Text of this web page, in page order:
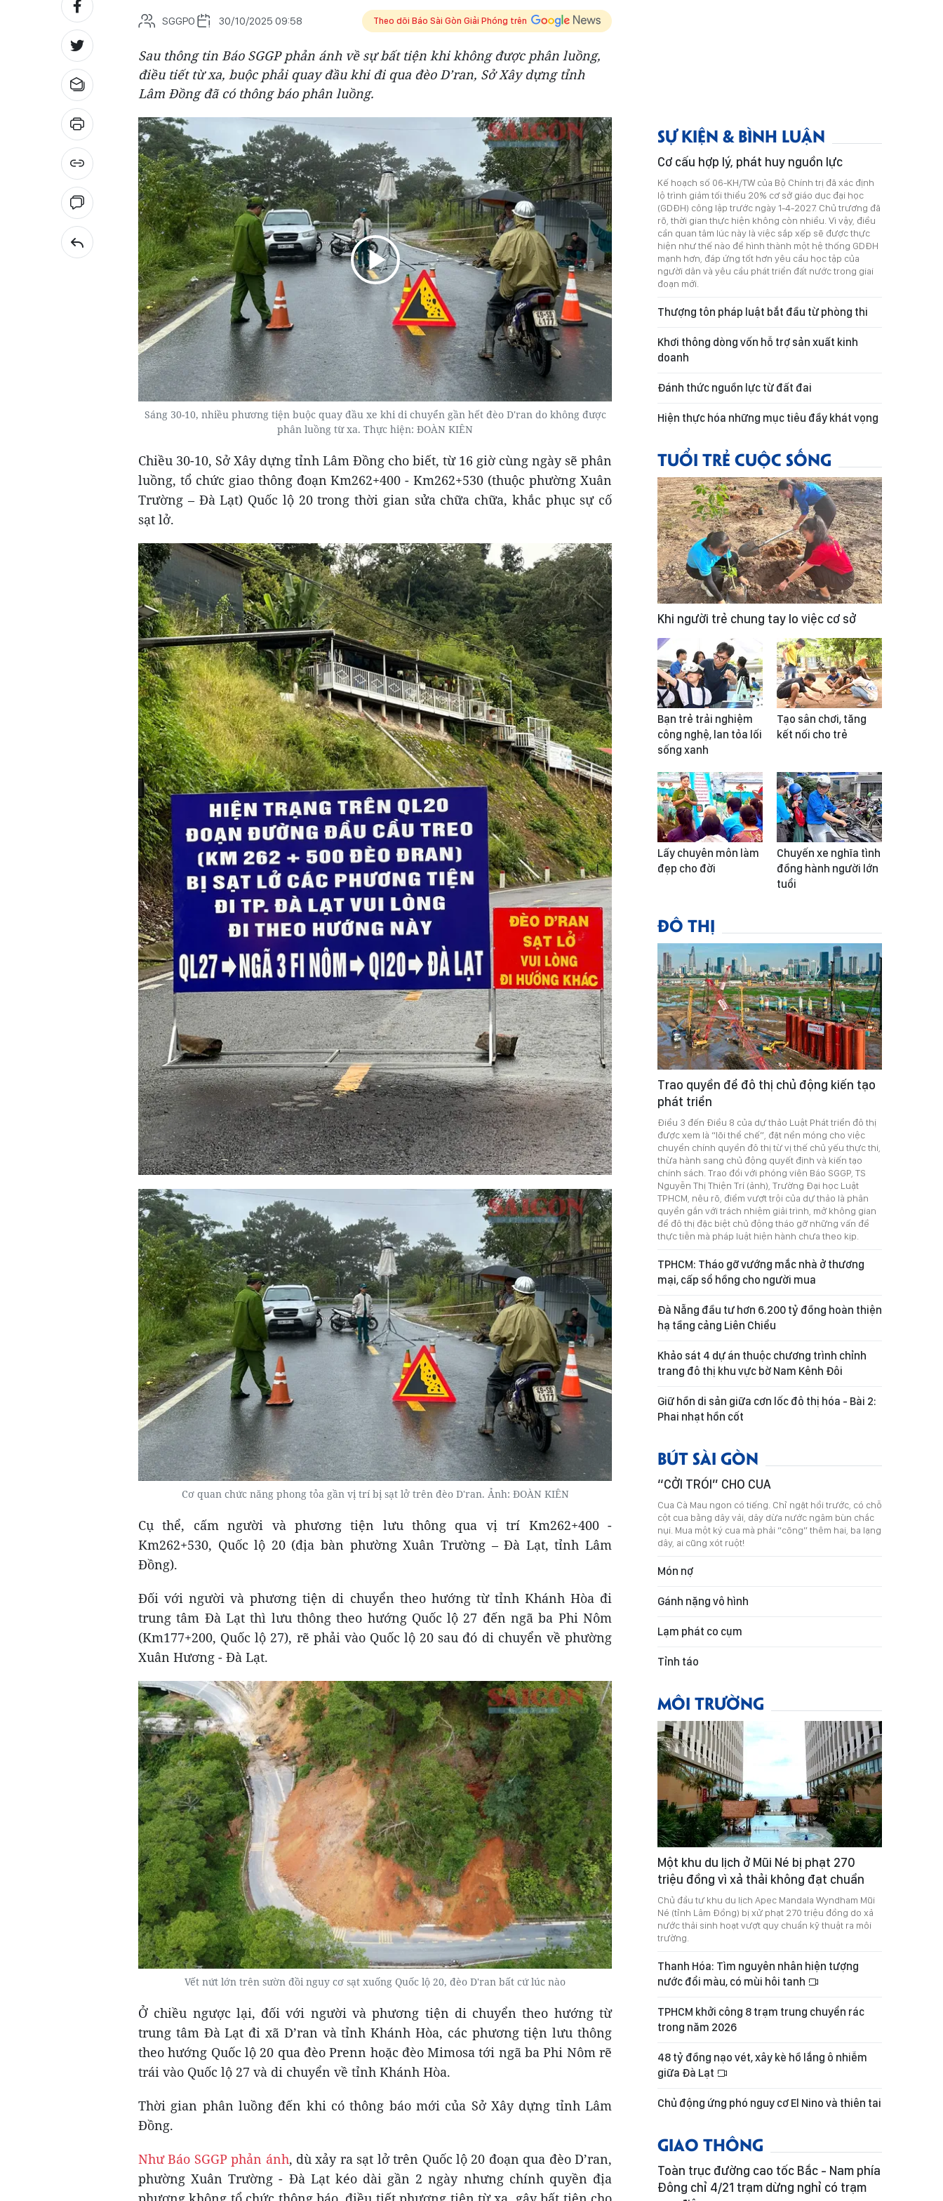
SGGPO 30/10/2025 09:58 Theo dõi Báo Sài Gòn Giải Phóng trên
Sau thông tin Báo SGGP phản ánh về sự bất tiện khi không được phân luồng,
điều tiết từ xa, buộc phải quay đầu khi đi qua đèo D’ran, Sở Xây dựng tỉnh
Lâm Đồng đã có thông báo phân luồng.
Sáng 30-10, nhiều phương tiện buộc quay đầu xe khi di chuyển gần hết đèo D'ran do không được
phân luồng từ xa. Thực hiện: ĐOÀN KIÊN
Chiều 30-10, Sở Xây dựng tỉnh Lâm Đồng cho biết, từ 16 giờ cùng ngày sẽ phân
luồng, tổ chức giao thông đoạn Km262+400 - Km262+530 (thuộc phường Xuân
Trường – Đà Lạt) Quốc lộ 20 trong thời gian sửa chữa chữa, khắc phục sự cố
sạt lở.
Cơ quan chức năng phong tỏa gần vị trí bị sạt lở trên đèo D'ran. Ảnh: ĐOÀN KIÊN
Cụ thể, cấm người và phương tiện lưu thông qua vị trí Km262+400 -
Km262+530, Quốc lộ 20 (địa bàn phường Xuân Trường – Đà Lạt, tỉnh Lâm
Đồng).
Đối với người và phương tiện di chuyển theo hướng từ tỉnh Khánh Hòa đi
trung tâm Đà Lạt thì lưu thông theo hướng Quốc lộ 27 đến ngã ba Phi Nôm
(Km177+200, Quốc lộ 27), rẽ phải vào Quốc lộ 20 sau đó di chuyển về phường
Xuân Hương - Đà Lạt.
Vết nứt lớn trên sườn đồi nguy cơ sạt xuống Quốc lộ 20, đèo D'ran bất cứ lúc nào
Ở chiều ngược lại, đối với người và phương tiện di chuyển theo hướng từ
trung tâm Đà Lạt đi xã D’ran và tỉnh Khánh Hòa, các phương tiện lưu thông
theo hướng Quốc lộ 20 qua đèo Prenn hoặc đèo Mimosa tới ngã ba Phi Nôm rẽ
trái vào Quốc lộ 27 và di chuyển về tỉnh Khánh Hòa.
Thời gian phân luồng đến khi có thông báo mới của Sở Xây dựng tỉnh Lâm
Đồng.
Như Báo SGGP phản ánh, dù xảy ra sạt lở trên Quốc lộ 20 đoạn qua đèo D’ran,
phường Xuân Trường - Đà Lạt kéo dài gần 2 ngày nhưng chính quyền địa
SỰ KIỆN & BÌNH LUẬN
Cơ cấu hợp lý, phát huy nguồn lực
Kế hoạch số 06-KH/TW của Bộ Chính trị đã xác định
lộ trình giảm tối thiểu 20% cơ sở giáo dục đại học
(GDĐH) công lập trước ngày 1-4-2027. Chủ trương đã
rõ, thời gian thực hiện không còn nhiều. Vì vậy, điều
cần quan tâm lúc này là việc sắp xếp sẽ được thực
hiện như thế nào để hình thành một hệ thống GDĐH
mạnh hơn, đáp ứng tốt hơn yêu cầu học tập của
người dân và yêu cầu phát triển đất nước trong giai
đoạn mới.
Thượng tôn pháp luật bắt đầu từ phòng thi
Khơi thông dòng vốn hỗ trợ sản xuất kinh
doanh
Đánh thức nguồn lực từ đất đai
Hiện thực hóa những mục tiêu đầy khát vọng
TUỔI TRẺ CUỘC SỐNG
Khi người trẻ chung tay lo việc cơ sở
Bạn trẻ trải nghiệm
công nghệ, lan tỏa lối
sống xanh
Tạo sân chơi, tăng
kết nối cho trẻ
Lấy chuyên môn làm
đẹp cho đời
Chuyến xe nghĩa tình
đồng hành người lớn
tuổi
ĐÔ THỊ
Trao quyền để đô thị chủ động kiến tạo
phát triển
Điều 3 đến Điều 8 của dự thảo Luật Phát triển đô thị
được xem là “lõi thể chế”, đặt nền móng cho việc
chuyển chính quyền đô thị từ vị thế chủ yếu thực thi,
thừa hành sang chủ động quyết định và kiến tạo
chính sách. Trao đổi với phóng viên Báo SGGP, TS
Nguyễn Thị Thiện Trí (ảnh), Trường Đại học Luật
TPHCM, nêu rõ, điểm vượt trội của dự thảo là phân
quyền gắn với trách nhiệm giải trình, mở không gian
để đô thị đặc biệt chủ động tháo gỡ những vấn đề
thực tiễn mà pháp luật hiện hành chưa theo kịp.
TPHCM: Tháo gỡ vướng mắc nhà ở thương
mại, cấp sổ hồng cho người mua
Đà Nẵng đầu tư hơn 6.200 tỷ đồng hoàn thiện
hạ tầng cảng Liên Chiểu
Khảo sát 4 dự án thuộc chương trình chỉnh
trang đô thị khu vực bờ Nam Kênh Đôi
Giữ hồn di sản giữa cơn lốc đô thị hóa - Bài 2:
Phai nhạt hồn cốt
BÚT SÀI GÒN
“CỞI TRÓI” CHO CUA
Cua Cà Mau ngon có tiếng. Chỉ ngặt hồi trước, có chỗ
cột cua bằng dây vải, dây dừa nước ngâm bùn chắc
nụi. Mua một ký cua mà phải “cõng” thêm hai, ba lạng
dây, ai cũng xót ruột!
Món nợ
Gánh nặng vô hình
Lạm phát co cụm
Tỉnh táo
MÔI TRƯỜNG
Một khu du lịch ở Mũi Né bị phạt 270
triệu đồng vì xả thải không đạt chuẩn
Chủ đầu tư khu du lịch Apec Mandala Wyndham Mũi
Né (tỉnh Lâm Đồng) bị xử phạt 270 triệu đồng do xả
nước thải sinh hoạt vượt quy chuẩn kỹ thuật ra môi
trường.
Thanh Hóa: Tìm nguyên nhân hiện tượng
nước đổi màu, có mùi hôi tanh
TPHCM khởi công 8 trạm trung chuyển rác
trong năm 2026
48 tỷ đồng nạo vét, xây kè hồ lắng ô nhiễm
giữa Đà Lạt
Chủ động ứng phó nguy cơ El Nino và thiên tai
GIAO THÔNG
Toàn trục đường cao tốc Bắc - Nam phía
Đông chỉ 4/21 trạm dừng nghỉ có trạm